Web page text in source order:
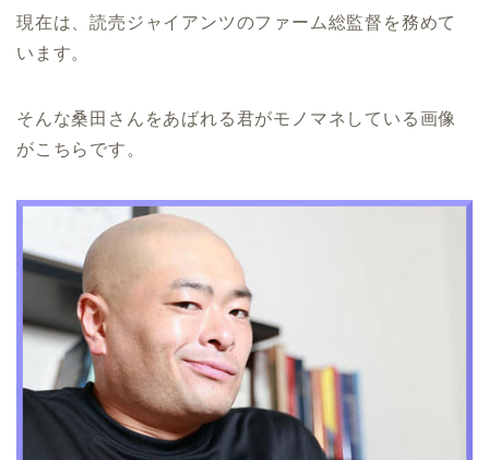
現在は、読売ジャイアンツのファーム総監督を務めて
います。
そんな桑田さんをあばれる君がモノマネしている画像
がこちらです。